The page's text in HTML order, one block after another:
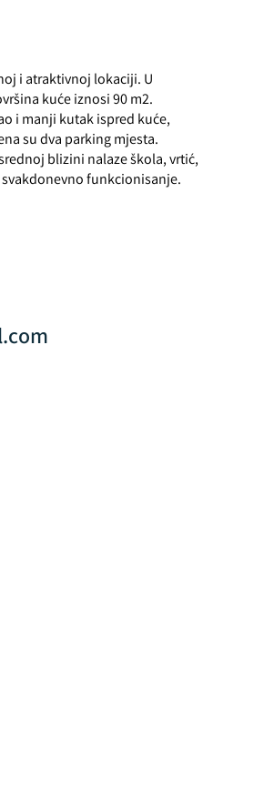
i atraktivnoj lokaciji. U
kuće iznosi 90 m2.
i manji kutak ispred kuće,
su dva parking mjesta.
blizini nalaze škola, vrtić,
funkcionisanje.